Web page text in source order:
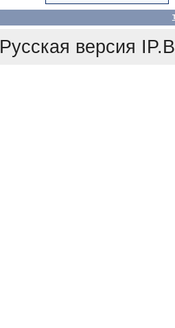
Русская версия